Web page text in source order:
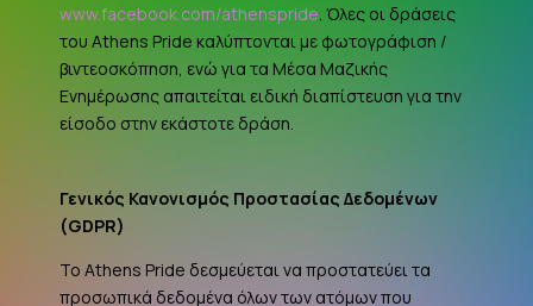
www.facebook.com/athenspride. Όλες οι δράσεις
του Athens Pride καλύπτονται με φωτογράφιση /
βιντεοσκόπηση, ενώ για τα Μέσα Μαζικής
Ενημέρωσης απαιτείται ειδική διαπίστευση για την
είσοδο στην εκάστοτε δράση.
Γενικός Κανονισμός Προστασίας Δεδομένων
(GDPR)
Το Athens Pride δεσμεύεται να προστατεύει τα
προσωπικά δεδομένα όλων των ατόμων που